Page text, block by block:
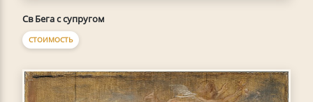
Св Бега с супругом
СТОИМОСТЬ